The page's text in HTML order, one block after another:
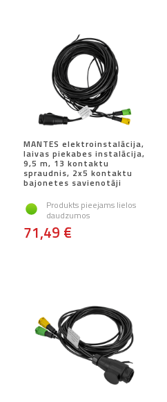
MANTES elektroinstalācija,
laivas piekabes instalācija,
9,5 m, 13 kontaktu
spraudnis, 2x5 kontaktu
bajonetes savienotāji
Produkts pieejams lielos
daudzumos
71,49 €